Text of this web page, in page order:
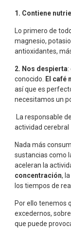
1. Contiene
Lo primero de
magnesio,
antioxidantes,
2. Nos despierta
conocido. El café
así que es
necesitamos un
La responsable
actividad cerebral
Nada más
sustancias como
aceleran la
concentración,
los tiempos de
Por ello tenemos
excedernos,
que puede